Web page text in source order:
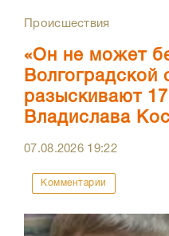
Происшествия
«Он не может
Волгоградской
разыскивают
Владислава
07.08.2026 19:22
Комментарии